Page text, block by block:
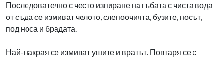
Последователно с често изпиране на гъбата с чиста вода
от съда се измиват челото, слепоочията, бузите, носът,
под носа и брадата.
Най-накрая се измиват ушите и вратът. Повтаря се с